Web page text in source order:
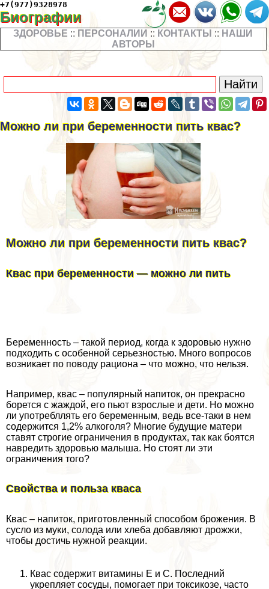
+7(977)9328978
Биографии
ЗДОРОВЬЕ :: ПЕРСОНАЛИИ :: КОНТАКТЫ :: НАШИ
АВТОРЫ
Можно ли при беременности пить квас?
Можно ли при беременности пить квас?
Квас при беременности — можно ли пить
Беременность – такой период, когда к здоровью нужно
подходить с особенной серьезностью. Много вопросов
возникает по поводу рациона – что можно, что нельзя.
Например, квас – популярный напиток, он прекрасно
борется с жаждой, его пьют взрослые и дети. Но можно
ли употрeбллять его беременным, ведь все-таки в нем
содержится 1,2% алкоголя? Многие будущие матери
ставят строгие ограничения в продуктах, так как боятся
навредить здоровью малыша. Но стоят ли эти
ограничения того?
Свойства и польза кваса
Квас – напиток, приготовленный способом брожения. В
сусло из муки, солода или хлеба добавляют дрожжи,
чтобы достичь нужной реакции.
Квас содержит витамины Е и С. Последний
укрепляет сосуды, помогает при токсикозе, часто